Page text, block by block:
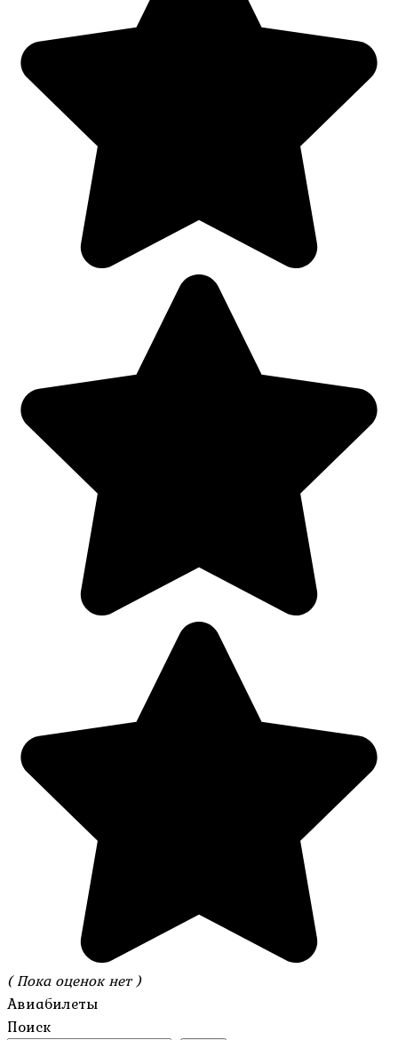
( Пока оценок нет )
Авиабилеты
Поиск